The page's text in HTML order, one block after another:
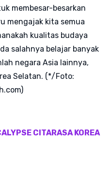
membesar-besarkan
mengajak kita semua
kualitas budaya
salahnya belajar banyak
negara Asia lainnya,
Selatan. (*/Foto:
CITARASA KOREA